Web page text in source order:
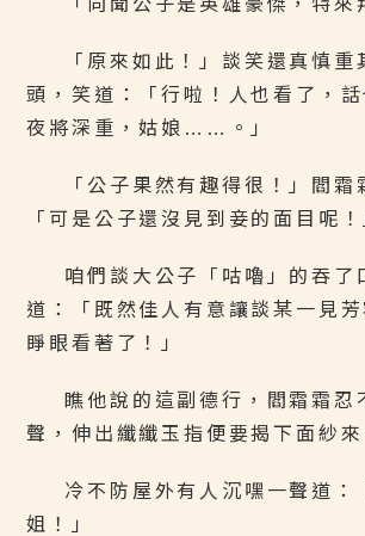
「向聞公子是英雄豪傑，特來
「原來如此！」談笑還真慎重
頭，笑道：「行啦！人也看了，
夜將深重，姑娘……。」
「公子果然有趣得很！」閻霜
「可是公子還沒見到妾的面目呢！
咱們談大公子「咕嚕」的吞了
道：「既然佳人有意讓談某一見
睜眼看著了！」
瞧他說的這副德行，閻霜霜忍
聲，伸出纖纖玉指便要揭下面紗來
冷不防屋外有人沉嘿一聲道：
姐！」